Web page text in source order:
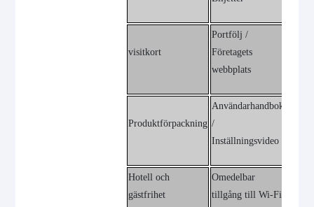
visitkort
Portfölj /
Företagets
webbplats
Produktförpackning
Användarhandbok
/
Inställningsvideo
Hotell och
gästfrihet
Omedelbar
tillgång till Wi-Fi